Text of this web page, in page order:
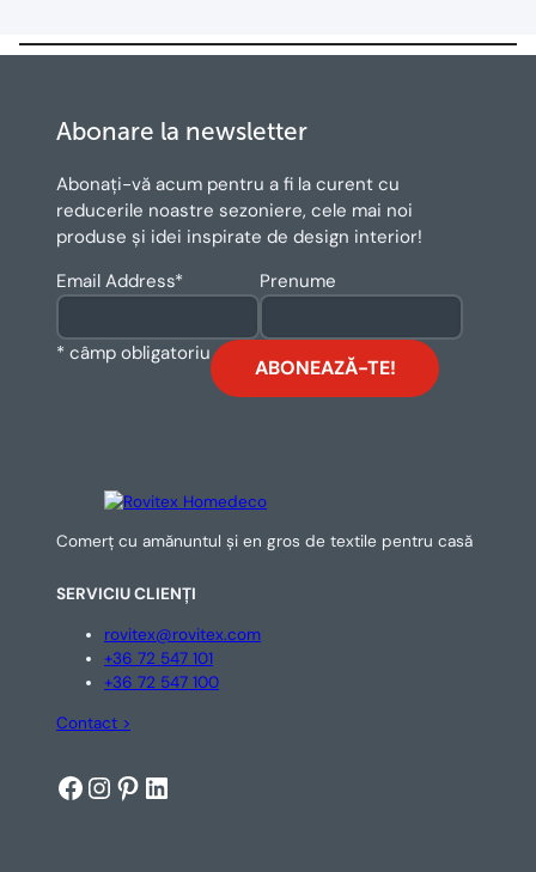
Abonare la newsletter
Abonați-vă acum pentru a fi la curent cu
reducerile noastre sezoniere, cele mai noi
produse și idei inspirate de design interior!
Email Address* Prenume
* câmp obligatoriu
Comerț cu amănuntul și en gros de textile pentru casă
SERVICIU CLIENȚI
rovitex@rovitex.com
+36 72 547 101
+36 72 547 100
Contact >
Facebook
Instagram
Pinterest
LinkedIn